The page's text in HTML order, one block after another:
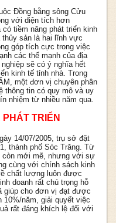
Đồng bằng sông Cửu
với diện tích hơn
tiềm năng phát triển kinh
thủy sản là hai lĩnh vực
góp tích cực trong việc
các thế mạnh của địa
sẽ có ý nghĩa hết
kinh tế tỉnh nhà. Trong
một đơn vị chuyên phân
thông tin có quy mô và uy
nhiệm từ nhiều năm qua.
PHÁT TRIỂN
14/07/2005, trụ sở đặt
thành phố Sóc Trăng. Từ
còn mới mẽ, nhưng với sự
cùng với chính sách kinh
chất lượng luôn được
doanh rất chú trọng hỗ
giúp cho đơn vị đạt được
năm, giải quyết việc
rất đáng khích lệ đối với